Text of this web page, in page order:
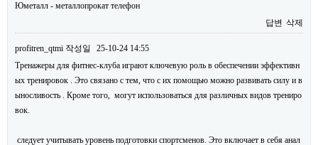
Юметалл - металлопрокат телефон
답변 삭제
profitren_qtmi 작성일
25-10-24 14:55
Тренажеры для фитнес-клуба играют ключевую роль в обеспечении эффективн
ых тренировок . Это связано с тем, что с их помощью можно развивать силу и в
ыносливость . Кроме того, могут использоваться для различных видов трениро
вок.
следует учитывать уровень подготовки спортсменов. Это включает в себя анал